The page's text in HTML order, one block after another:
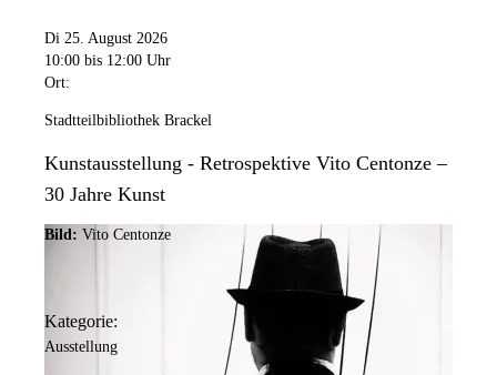
Di 25. August 2026
10:00 bis 12:00 Uhr
Ort:
Stadtteilbibliothek Brackel
Kunstausstellung - Retrospektive Vito Centonze –
30 Jahre Kunst
Bild: Vito Centonze
Kategorie:
Ausstellung